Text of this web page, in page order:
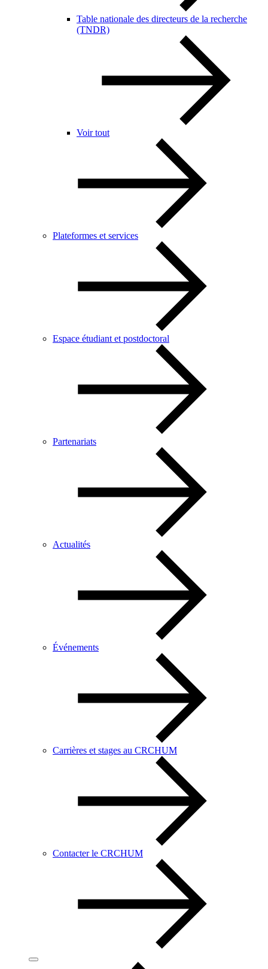
Table nationale des directeurs de la recherche
(TNDR)
Voir tout
Plateformes et services
Espace étudiant et postdoctoral
Partenariats
Actualités
Événements
Carrières et stages au CRCHUM
Contacter le CRCHUM